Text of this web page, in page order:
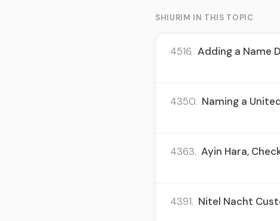
SHIURIM IN THIS TOPIC
4516. Adding a Name
4350. Naming a
4363. Ayin Hara,
4391. Nitel Nacht